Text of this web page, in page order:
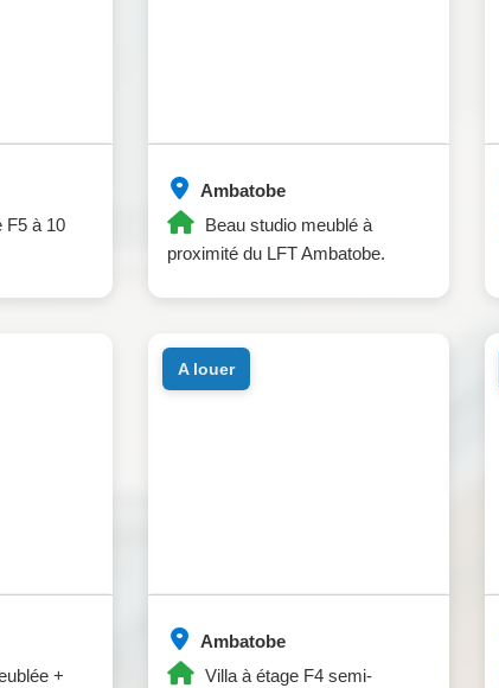
F5 à 10
Ambatobe
Beau studio meublé à
proximité du LFT Ambatobe.
+
Ambatobe
Villa à étage F4 semi-
a louer